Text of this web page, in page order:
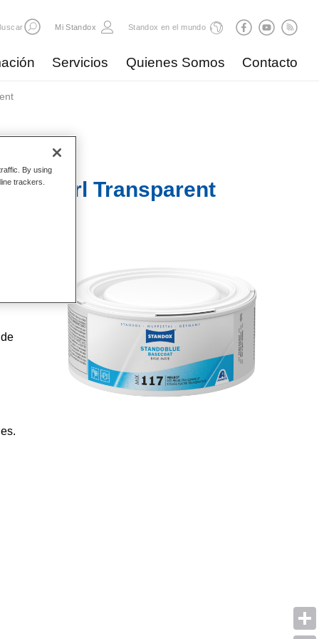
Mi Standox Standox en el mundo
Servicios Quienes Somos Contacto
Pearl Transparent
el
By using
trackers.